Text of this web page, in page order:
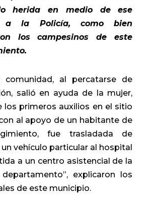
herida en medio de ese
a la Policía, como bien
los campesinos de este
comunidad, al percatarse de
salió en ayuda de la mujer,
los primeros auxilios en el sitio
al apoyo de un habitante de
fue trasladada de
un vehículo particular al hospital
a un centro asistencial de la
explicaron los
de este municipio.